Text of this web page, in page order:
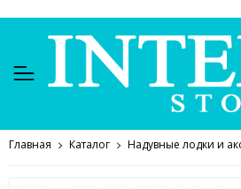
Главная Каталог Надувные лодки и